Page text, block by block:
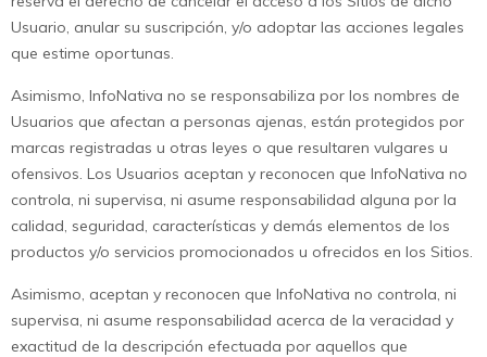
Usuario, anular su suscripción, y/o adoptar las acciones legales
que estime oportunas.
Asimismo, InfoNativa no se responsabiliza por los nombres de
Usuarios que afectan a personas ajenas, están protegidos por
marcas registradas u otras leyes o que resultaren vulgares u
ofensivos. Los Usuarios aceptan y reconocen que InfoNativa no
controla, ni supervisa, ni asume responsabilidad alguna por la
calidad, seguridad, características y demás elementos de los
productos y/o servicios promocionados u ofrecidos en los Sitios.
Asimismo, aceptan y reconocen que InfoNativa no controla, ni
supervisa, ni asume responsabilidad acerca de la veracidad y
exactitud de la descripción efectuada por aquellos que